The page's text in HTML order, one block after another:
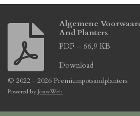
Algemene
And Planters
PDF – 66,9 KB
Download
© 2022 - 2026 Premiumpotsandplanters
Powered byJouwWeb